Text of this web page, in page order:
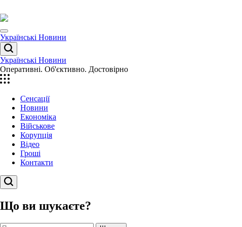
до
вмісту
Menu
Українські Новини
Пошук
Українські Новини
Оперативні. Об'єктивно. Достовірно
Сенсації
Новини
Економіка
Військове
Корупція
Відео
Гроші
Контакти
Пошук
Що ви шукаєте?